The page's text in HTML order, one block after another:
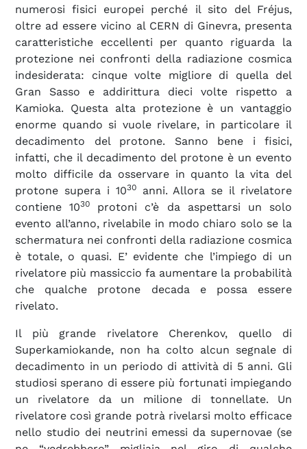
numerosi fisici europei perché il sito del Fréjus,
oltre ad essere vicino al CERN di Ginevra, presenta
caratteristiche eccellenti per quanto riguarda la
protezione nei confronti della radiazione cosmica
indesiderata: cinque volte migliore di quella del
Gran Sasso e addirittura dieci volte rispetto a
Kamioka. Questa alta protezione è un vantaggio
enorme quando si vuole rivelare, in particolare il
decadimento del protone. Sanno bene i fisici,
infatti, che il decadimento del protone è un evento
molto difficile da osservare in quanto la vita del
protone supera i 1030anni. Allora se il rivelatore
contiene 1030
protoni c’è da aspettarsi un solo
evento all’anno, rivelabile in modo chiaro solo se la
schermatura nei confronti della radiazione cosmica
è totale, o quasi. E’ evidente che l’impiego di un
rivelatore più massiccio fa aumentare la probabilità
che qualche protone decada e possa essere
rivelato.
Il più grande rivelatore Cherenkov, quello di
Superkamiokande, non ha colto alcun segnale di
decadimento in un periodo di attività di 5 anni. Gli
studiosi sperano di essere più fortunati impiegando
un rivelatore da un milione di tonnellate. Un
rivelatore così grande potrà rivelarsi molto efficace
nello studio dei neutrini emessi da supernovae (se